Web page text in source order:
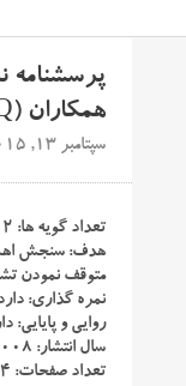
پرسشنامه
همکاران (SSQ)
سپتامبر 13, 2015
تعداد گویه ها: ۱۲
هدف: سنجش
متوقف نمودن
نمره گذاری:
روایی و پایایی:
سال انتشار: ۲۰۰۸
تعداد صفحات: ۴